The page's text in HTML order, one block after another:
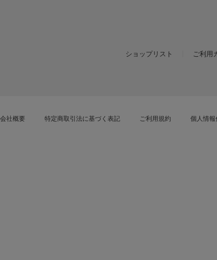
ショップリスト ご利用
会社概要 特定商取引法に基づく表記 ご利用規約 個人情